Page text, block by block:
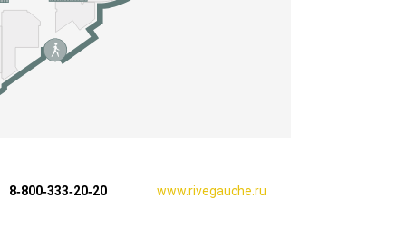
8‑800‑333‑20‑20 www.rivegauche.ru